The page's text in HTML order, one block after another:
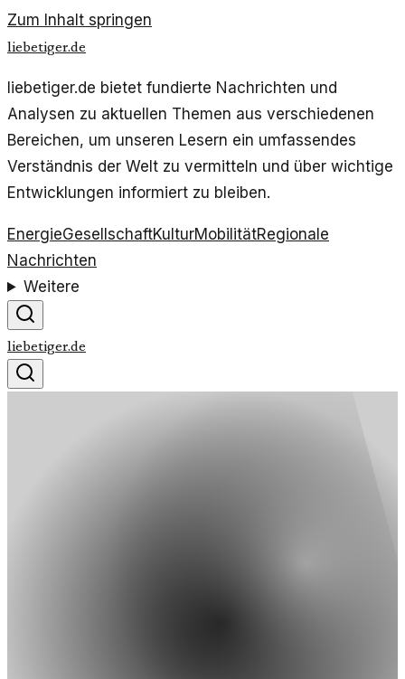
Zum Inhalt springen
liebetiger.de
liebetiger.de bietet fundierte Nachrichten und
Analysen zu aktuellen Themen aus verschiedenen
Bereichen, um unseren Lesern ein umfassendes
Verständnis der Welt zu vermitteln und über wichtige
Entwicklungen informiert zu bleiben.
EnergieGesellschaftKulturMobilitätRegionale
Nachrichten
Weitere
liebetiger.de